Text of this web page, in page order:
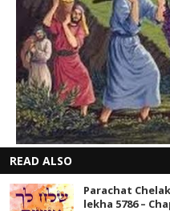
Zéra Chimchon
7
READ ALSO
Parachat
lekha 5786 –